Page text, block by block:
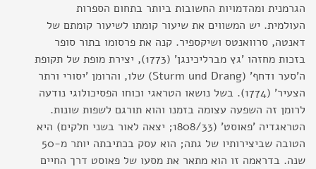
הגרמנית ומהדמויות החשובות ביותר בתחום הספרות
העולמית. יש המשווים את שיעור קומתו לשיעור קומתם של
דאנטה, סרוואנטס ושיקספיר. קנה את פרסומו בתור סופר
בזכות מחזהו 'גץ מברליכינגן' (1773), יצירת מופת של תקופת
ה'סער ודחף' (Sturm und Drang) שלו, והרומן 'יסורי ורתר
הצעיר' (1774). בשל נושאו הטראגי וכוחו הפסיכולוגי נודעה
לרומן זה השפעה עצומה בזמנו והוא תורגם לשפות שונות.
הטראגדיה 'פאוסט' (1808/33; יצאה לאור בשני חלקים) היא
הטובה שביצירותיו של גתה; הוא עסק בכתיבתה יותר מ-50
שנה. בדראמה זו הוא מתאר את מסעו של פאוסט דרך החיים